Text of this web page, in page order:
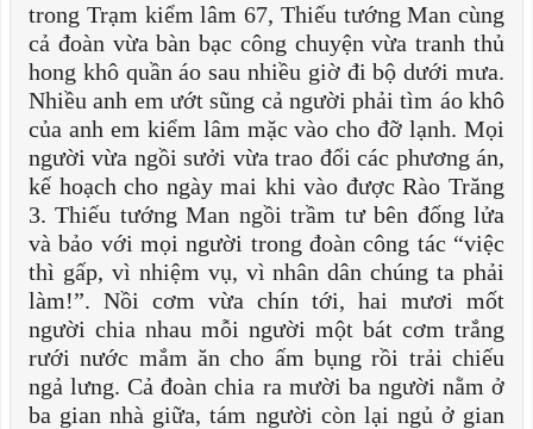
trong Trạm kiểm lâm 67, Thiếu tướng Man cùng
cả đoàn vừa bàn bạc công chuyện vừa tranh thủ
hong khô quần áo sau nhiều giờ đi bộ dưới mưa.
Nhiều anh em ướt sũng cả người phải tìm áo khô
của anh em kiểm lâm mặc vào cho đỡ lạnh. Mọi
người vừa ngồi sưởi vừa trao đổi các phương án,
kế hoạch cho ngày mai khi vào được Rào Trăng
3. Thiếu tướng Man ngồi trầm tư bên đống lửa
và bảo với mọi người trong đoàn công tác “việc
thì gấp, vì nhiệm vụ, vì nhân dân chúng ta phải
làm!”. Nồi cơm vừa chín tới, hai mươi mốt
người chia nhau mỗi người một bát cơm trắng
rưới nước mắm ăn cho ấm bụng rồi trải chiếu
ngả lưng. Cả đoàn chia ra mười ba người nằm ở
ba gian nhà giữa, tám người còn lại ngủ ở gian